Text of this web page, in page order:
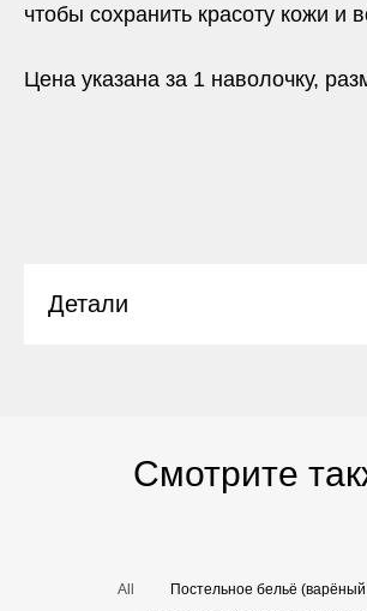
чтобы сохранить красоту кожи и
Цена указана за 1 наволочку,
Детали
Смотрите
All
Постельное бельё (варёный